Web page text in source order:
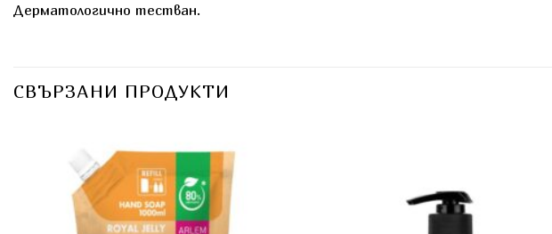
Дерматологично тестван.
СВЪРЗАНИ ПРОДУКТИ